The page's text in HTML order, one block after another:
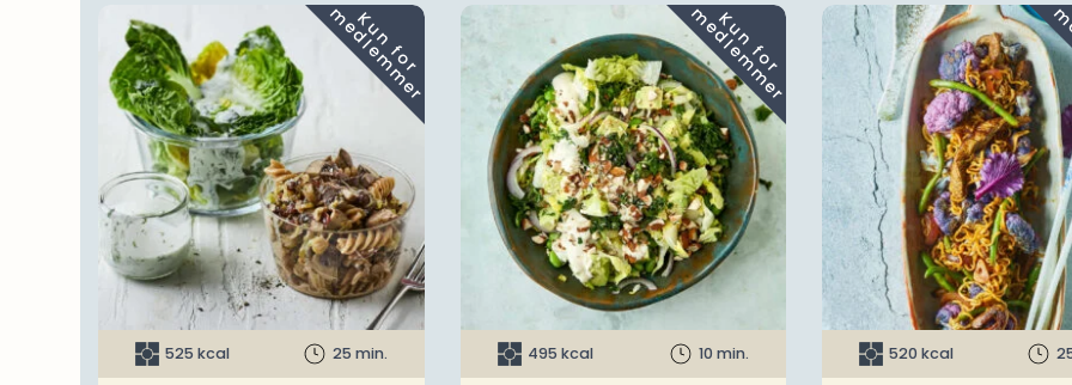
K
u
n
f
o
r
m
e
d
l
e
m
m
e
r
525 kcal 25 min.
K
u
n
f
o
r
m
e
d
l
e
m
m
e
r
495 kcal 10 min. 520 kcal